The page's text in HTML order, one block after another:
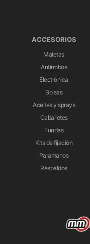
ACCESORIOS
Maletas
Antirrobos
Electrónica
Bolsas
Aceites y sprays
Caballetes
Fundas
Kits de fijación
Paramanos
Respaldos